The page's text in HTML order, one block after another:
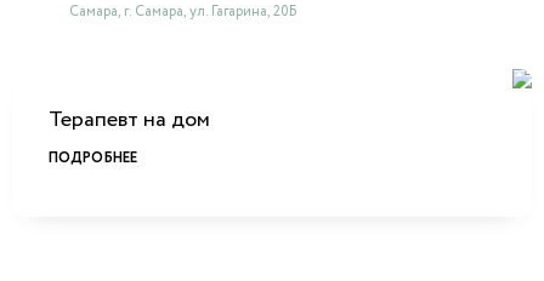
Самара, г. Самара, ул. Гагарина, 20Б
Терапевт на дом
ПОДРОБНЕЕ